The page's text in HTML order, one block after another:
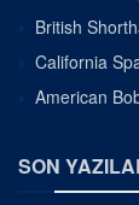
British
California
American
SON